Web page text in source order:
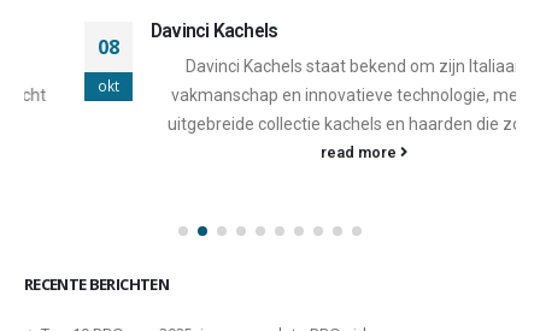
okt
Davinci Kachels
Davinci Kachels staat bekend om zijn Italiaanse
vakmanschap en innovatieve technologie, met een
uitgebreide collectie kachels en haarden die zowel...
read more
RECENTE BERICHTEN